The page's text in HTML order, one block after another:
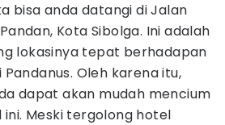
bisa anda datangi di Jalan
Kota Sibolga. Ini adalah
lokasinya tepat berhadapan
Oleh karena itu,
dapat akan mudah mencium
Meski tergolong hotel